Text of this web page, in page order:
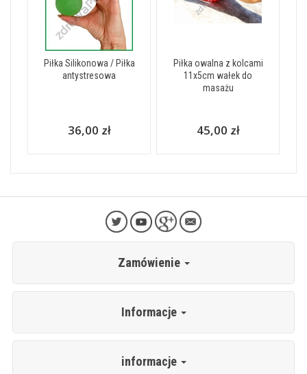
Piłka Silikonowa / Piłka
antystresowa
36,00 zł
Piłka owalna z kolcami
11x5cm wałek do
masażu
45,00 zł
Zamówienie
Informacje
informacje